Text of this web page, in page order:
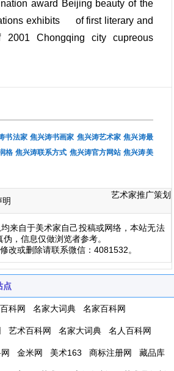
award Beijing beauty of the
exhibits of first literary and
2001 Chongqing city cupreous
书法家 焦兴涛书画家 焦兴涛艺术家 焦兴涛最
格 焦兴涛联系方式 焦兴涛官方网站 焦兴涛美
艺术家推广策划
来自于美术家自己投稿或网络，本站无法
，信息仅做浏览者参考。
改或删除请联系微信：4081532。
点
科网 名家大词典 名家百科网
艺术百科网 名家大词典 名人百科网
金米网 美术163 商标注册网 藏品库